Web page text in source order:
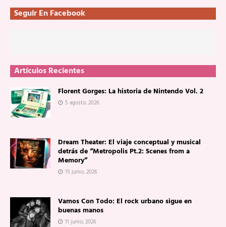
Seguir En Facebook
Artículos Recientes
Florent Gorges: La historia de Nintendo Vol. 2
5 agosto, 2026
Dream Theater: El viaje conceptual y musical
detrás de “Metropolis Pt.2: Scenes from a
Memory”
15 junio, 2026
Vamos Con Todo: El rock urbano sigue en
buenas manos
11 junio, 2026